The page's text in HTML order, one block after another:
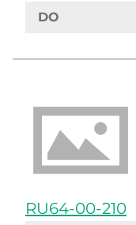
DO
RU64-00-210